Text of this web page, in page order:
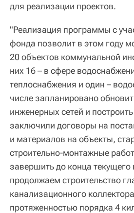
для реализации проектов.
"Реализация программы с
фонда позволит в этом году
20 объектов коммунальной
них 16 – в сфере
теплоснабжения и один –
числе запланировано
инженерных сетей и
заключили договоры на
и материалов на объекты,
строительно-монтажные
завершить до конца текущего
продолжаем строительство
канализационного
протяженностью порядка 4